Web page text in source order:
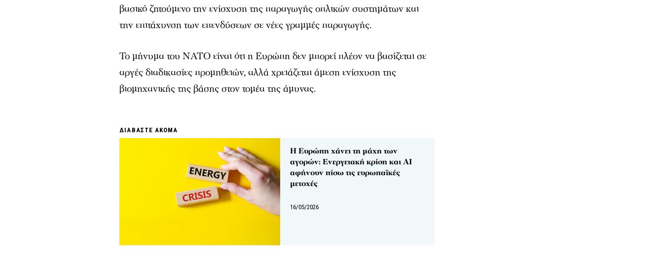
βασικό ζητούμενο την ενίσχυση της παραγωγής οπλικών συστημάτων και
την επιτάχυνση των επενδύσεων σε νέες γραμμές παραγωγής.
Το μήνυμα του ΝΑΤΟ είναι ότι η Ευρώπη δεν μπορεί πλέον να βασίζεται σε
αργές διαδικασίες προμηθειών, αλλά χρειάζεται άμεση ενίσχυση της
βιομηχανικής της βάσης στον τομέα της άμυνας.
ΔΙΑΒΑΣΤΕ ΑΚΟΜΑ
Η Ευρώπη χάνει τη μάχη των
αγορών: Ενεργειακή κρίση και AI
αφήνουν πίσω τις ευρωπαϊκές
μετοχές
16/05/2026